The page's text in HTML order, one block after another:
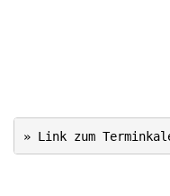
» Link zum